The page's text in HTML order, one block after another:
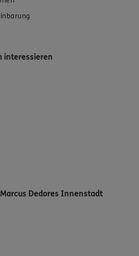
interessieren
Marcus Dedores Innenstadt